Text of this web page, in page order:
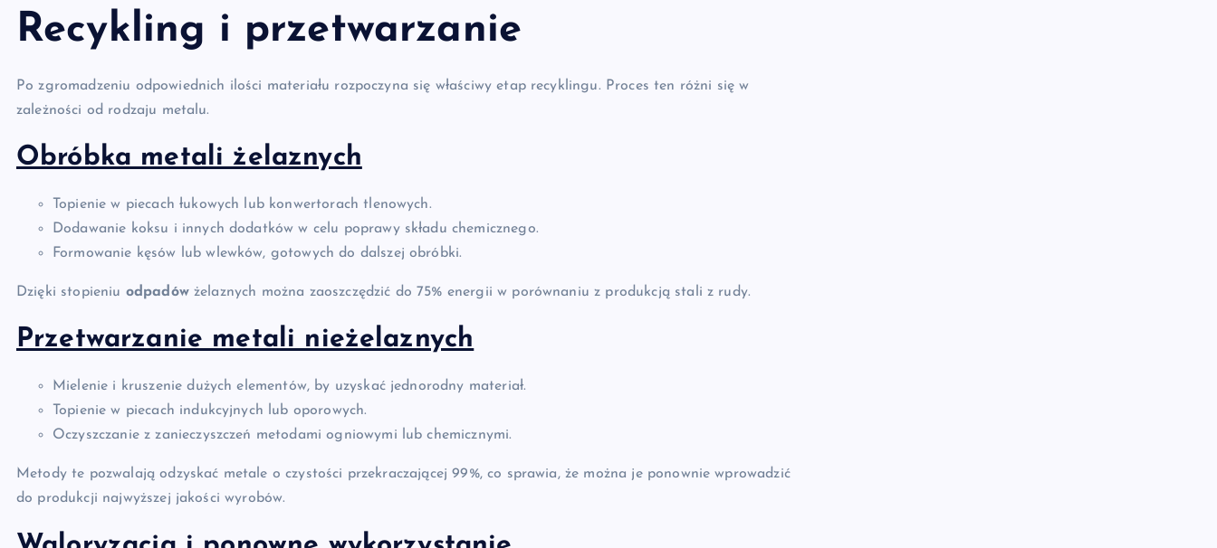
Recykling i przetwarzanie
Po zgromadzeniu odpowiednich ilości materiału rozpoczyna się właściwy etap recyklingu. Proces ten różni się w
zależności od rodzaju metalu.
Obróbka metali żelaznych
Topienie w piecach łukowych lub konwertorach tlenowych.
Dodawanie koksu i innych dodatków w celu poprawy składu chemicznego.
Formowanie kęsów lub wlewków, gotowych do dalszej obróbki.
Dzięki stopieniu odpadówżelaznych można zaoszczędzić do 75% energii w porównaniu z produkcją stali z rudy.
Przetwarzanie metali nieżelaznych
Mielenie i kruszenie dużych elementów, by uzyskać jednorodny materiał.
Topienie w piecach indukcyjnych lub oporowych.
Oczyszczanie z zanieczyszczeń metodami ogniowymi lub chemicznymi.
Metody te pozwalają odzyskać metale o czystości przekraczającej 99%, co sprawia, że można je ponownie wprowadzić
do produkcji najwyższej jakości wyrobów.